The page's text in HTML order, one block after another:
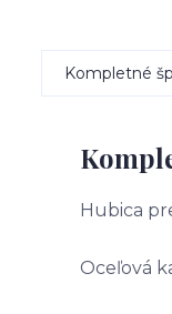
Kompletné
Hubica
Oceľová